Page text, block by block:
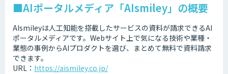
■AIポータルメディア「AIsmiley」の概要
AIsmileyは人工知能を搭載したサービスの資料が請求できるAI
ポータルメディアです。Webサイト上で気になる技術や業種・
業態の事例からAIプロダクトを選び、まとめて無料で資料請求
できます。
URL： https://aismiley.co.jp/